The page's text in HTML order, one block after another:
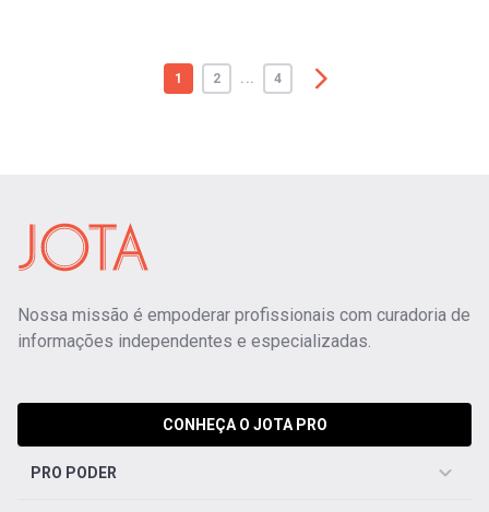
1 2 ... 4
Nossa missão é empoderar profissionais com curadoria de
informações independentes e especializadas.
CONHEÇA O JOTA PRO
PRO PODER